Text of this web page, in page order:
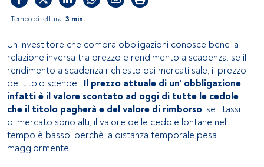
Tempo di lettura: 3 min.
Un investitore che compra obbligazioni conosce bene la
relazione inversa tra prezzo e rendimento a scadenza: se il
rendimento a scadenza richiesto dai mercati sale, il prezzo
del titolo scende. Il prezzo attuale di un’ obbligazione
infatti è il valore scontato ad oggi di tutte le cedole
che il titolo pagherà e del valore di rimborso: se i tassi
di mercato sono alti, il valore delle cedole lontane nel
tempo è basso, perchè la distanza temporale pesa
maggiormente.